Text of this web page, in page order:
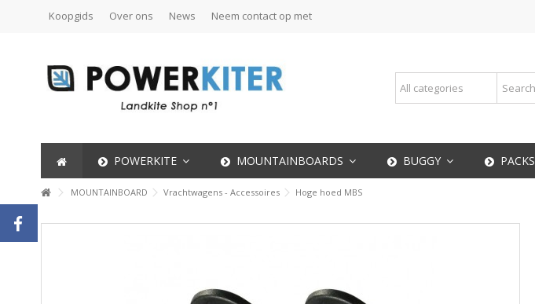
Koopgids Over ons News Neem contact op met
POWERKITE MOUNTAINBOARDS BUGGY PACKS
MOUNTAINBOARD Vrachtwagens - Accessoires Hoge hoed MBS